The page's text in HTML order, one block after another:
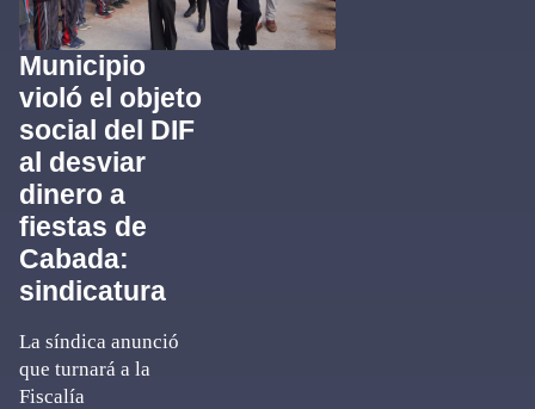
Municipio
violó el objeto
social del DIF
al desviar
dinero a
fiestas de
Cabada:
sindicatura
La síndica anunció
que turnará a la
Fiscalía